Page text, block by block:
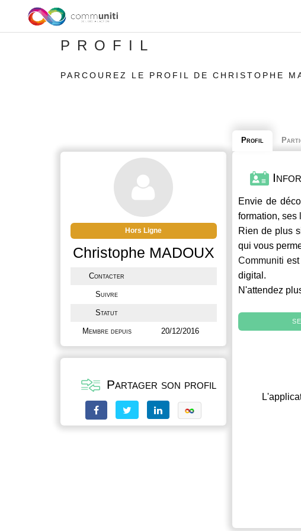
PROFIL
PARCOUREZ LE PROFIL DE CHRISTOPHE
Hors Ligne
Christophe MADOUX
Contacter
Suivre
Statut
Membre depuis 20/12/2016
Partager son profil
Profil
Envie de
formation, ses
Rien de plus
qui vous
Communiti
digital.
N'attendez